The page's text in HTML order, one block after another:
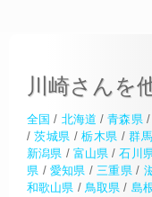
川崎さんを
全国 / 北海道 /青森県/
/茨城県 /栃木県 /群
新潟県 / 富山県 /石川
県 / 愛知県 /三重県 /
和歌山県 / 鳥取県 / 島